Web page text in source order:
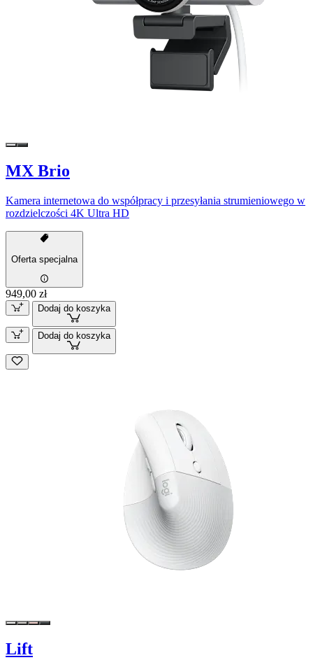
MX Brio
Kamera internetowa do współpracy i przesyłania strumieniowego w
rozdzielczości 4K Ultra HD
Oferta specjalna
949,00 zł
Dodaj do koszyka
Dodaj do koszyka
Lift